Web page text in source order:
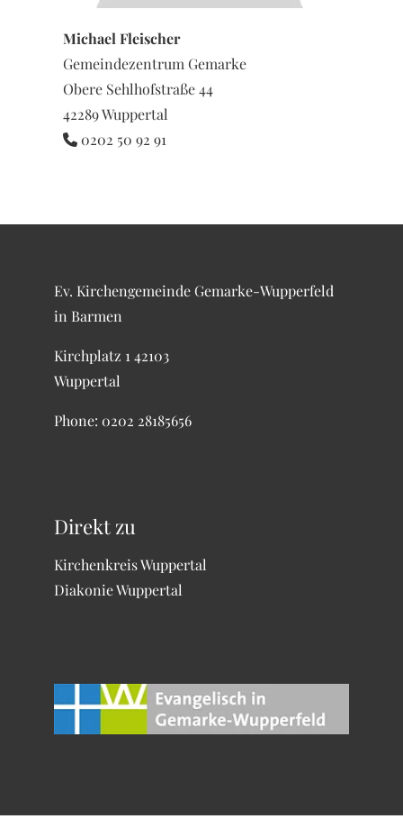
Michael Fleischer
Gemeindezentrum Gemarke
Obere Sehlhofstraße 44
42289 Wuppertal
 0202 50 92 91
Ev. Kirchengemeinde Gemarke-Wupperfeld
in Barmen
Kirchplatz 1 42103
Wuppertal
Phone: 0202 28185656
Direkt zu
Kirchenkreis Wuppertal
Diakonie Wuppertal